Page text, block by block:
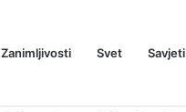
Zanimljivosti Svet Savjeti